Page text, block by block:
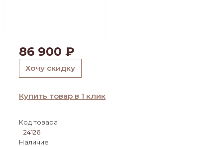
86 900 ₽
Хочу скидку
Купить товар в 1 клик
Код товара
24126
Наличие